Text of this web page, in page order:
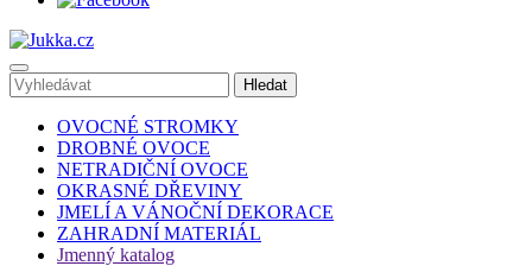
OVOCNÉ STROMKY
DROBNÉ OVOCE
NETRADIČNÍ OVOCE
OKRASNÉ DŘEVINY
JMELÍ A VÁNOČNÍ DEKORACE
ZAHRADNÍ MATERIÁL
Jmenný katalog